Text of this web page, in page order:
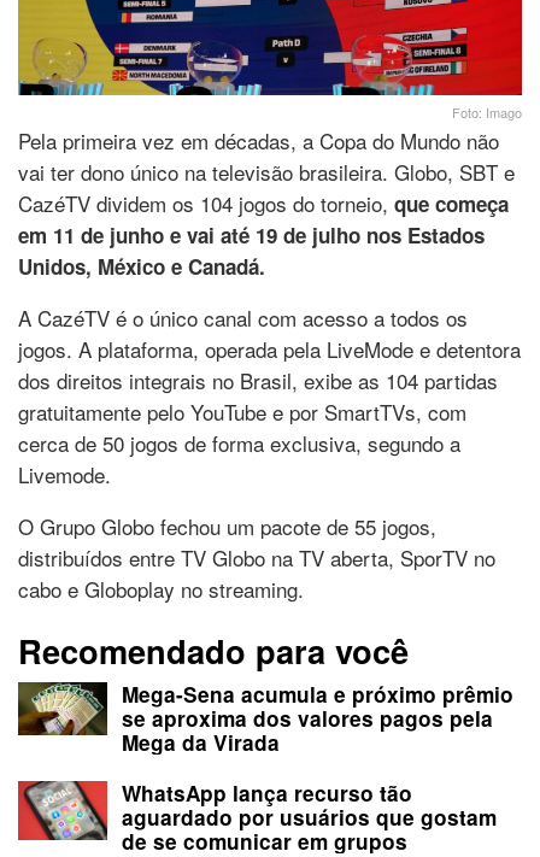
Foto: Imago
Pela primeira vez em décadas, a Copa do Mundo não
vai ter dono único na televisão brasileira. Globo, SBT e
CazéTV dividem os 104 jogos do torneio, que começa
em 11 de junho e vai até 19 de julho nos Estados
Unidos, México e Canadá.
A CazéTV é o único canal com acesso a todos os
jogos. A plataforma, operada pela LiveMode e detentora
dos direitos integrais no Brasil, exibe as 104 partidas
gratuitamente pelo YouTube e por SmartTVs, com
cerca de 50 jogos de forma exclusiva, segundo a
Livemode.
O Grupo Globo fechou um pacote de 55 jogos,
distribuídos entre TV Globo na TV aberta, SporTV no
cabo e Globoplay no streaming.
Recomendado para você
Mega-Sena acumula e próximo prêmio
se aproxima dos valores pagos pela
Mega da Virada
WhatsApp lança recurso tão
aguardado por usuários que gostam
de se comunicar em grupos